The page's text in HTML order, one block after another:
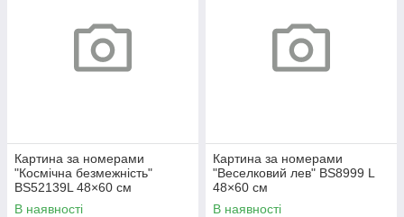
Картина за номерами
"Космічна безмежність"
BS52139L 48×60 см
В наявності
Картина за номерами
"Веселковий лев" BS8999 L
48×60 см
В наявності